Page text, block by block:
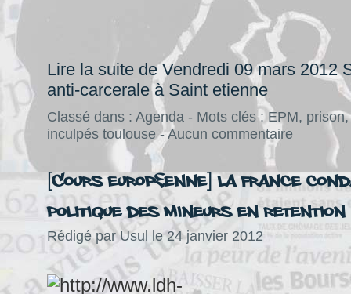
Lire la suite de Vendredi 09 mars 2012
anti-carcerale à Saint etienne
Classé dans : Agenda - Mots clés : EPM, prison
inculpés toulouse-Aucun commentaire
[Cours Européenne] La France
politique des mineurs en retention
Rédigé par Usul le 24 janvier 2012